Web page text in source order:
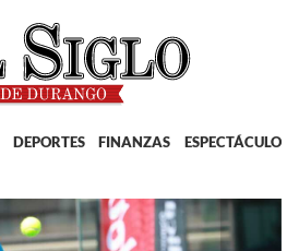
DEPORTES FINANZAS ESPECTÁCULOS